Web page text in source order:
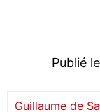
Publié
Guillaume de